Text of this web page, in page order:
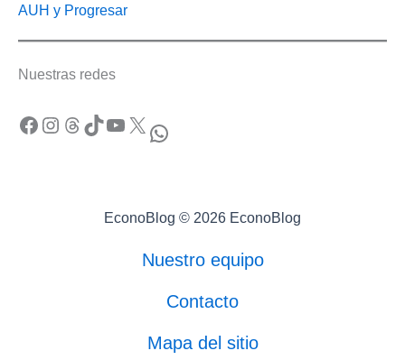
AUH y Progresar
Nuestras redes
Facebook Instagram Threads TikTok YouTube X WhatsApp
EconoBlog © 2026 EconoBlog
Nuestro equipo
Contacto
Mapa del sitio